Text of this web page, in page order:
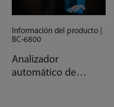
Información del producto |
BC-6800
Analizador
automático de